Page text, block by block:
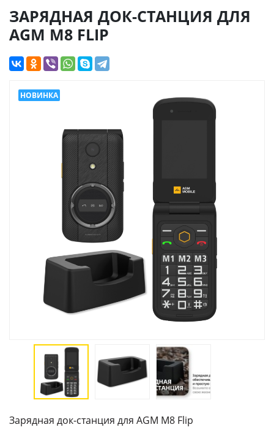
ЗАРЯДНАЯ ДОК-СТАНЦИЯ ДЛЯ
AGM M8 FLIP
Зарядная док-станция для AGM M8 Flip